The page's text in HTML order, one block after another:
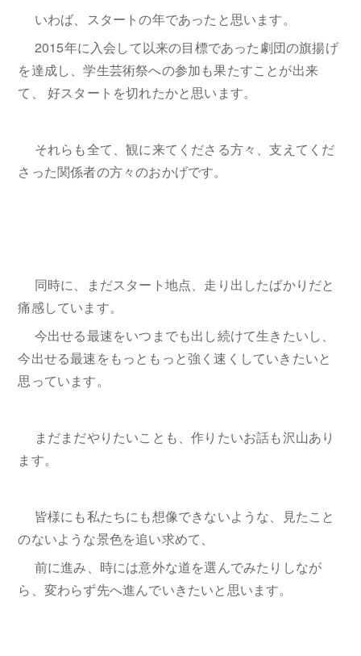
いわば、スタートの年であったと思います。
2015年に入会して以来の目標であった劇団の旗揚げ
を達成し、学生芸術祭への参加も果たすことが出来
て、 好スタートを切れたかと思います。
それらも全て、観に来てくださる方々、支えてくだ
さった関係者の方々のおかげです。
同時に、まだスタート地点、走り出したばかりだと
痛感しています。
今出せる最速をいつまでも出し続けて生きたいし、
今出せる最速をもっともっと強く速くしていきたいと
思っています。
まだまだやりたいことも、作りたいお話も沢山あり
ます。
皆様にも私たちにも想像できないような、見たこと
のないような景色を追い求めて、
前に進み、時には意外な道を選んでみたりしなが
ら、変わらず先へ進んでいきたいと思います。